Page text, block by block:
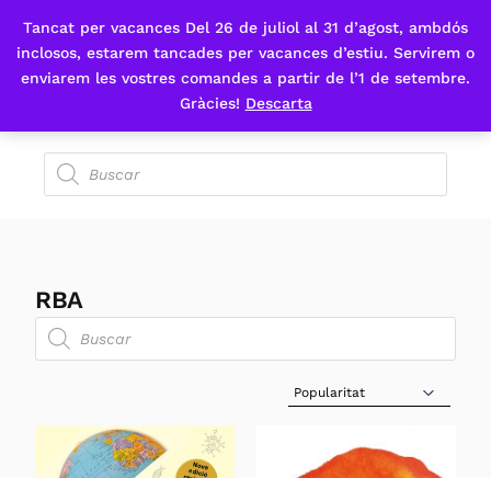
Tancat per vacances Del 26 de juliol al 31 d’agost, ambdós
inclosos, estarem tancades per vacances d’estiu. Servirem o
enviarem les vostres comandes a partir de l’1 de setembre.
Gràcies! Descarta
Fes-te'n sòcia
RBA
Sort Products